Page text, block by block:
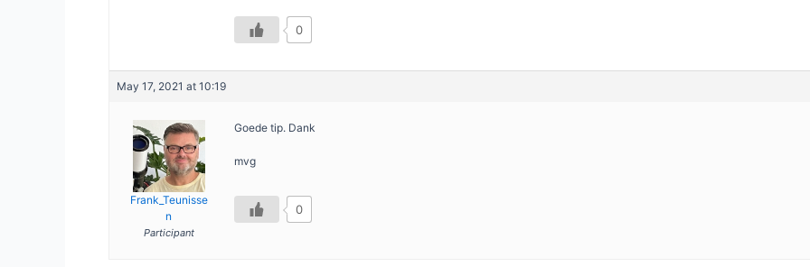
0
May 17, 2021 at 10:19
Frank_Teunisse
n
Participant
Goede tip. Dank
mvg
0